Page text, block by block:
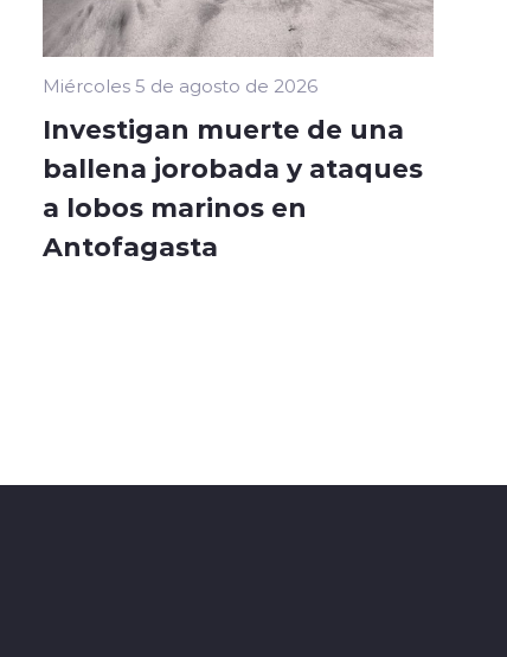
Miércoles 5 de agosto de 2026
Investigan muerte de una
ballena jorobada y ataques
a lobos marinos en
Antofagasta